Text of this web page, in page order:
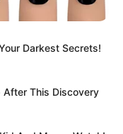
Darkest Secrets!
After This Discovery